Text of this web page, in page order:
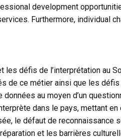
development
Furthermore, individual
défis de l’interprétation au
de ce métier ainsi que les
au moyen d’un
dans le pays, mettant
le défaut de
et les barrières